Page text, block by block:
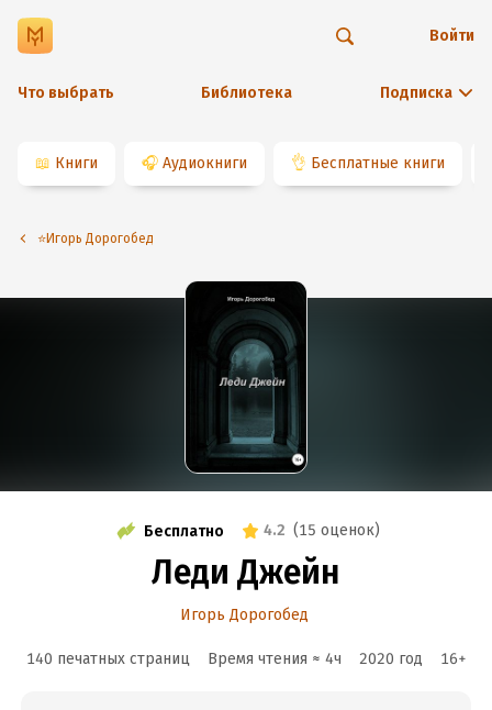
Что выбрать Библиотека Подписка
Войти
📖 Книги 🎧 Аудиокниги 👌 Бесплатные книги
⭐️Игорь Дорогобед
Бесплатно 4.2 (15 оценок)
Леди Джейн
Игорь Дорогобед
140 печатных страниц Время чтения ≈ 4ч 2020 год 16+